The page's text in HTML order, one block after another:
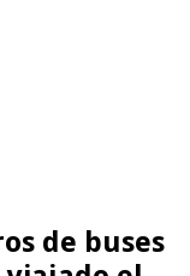
de buses